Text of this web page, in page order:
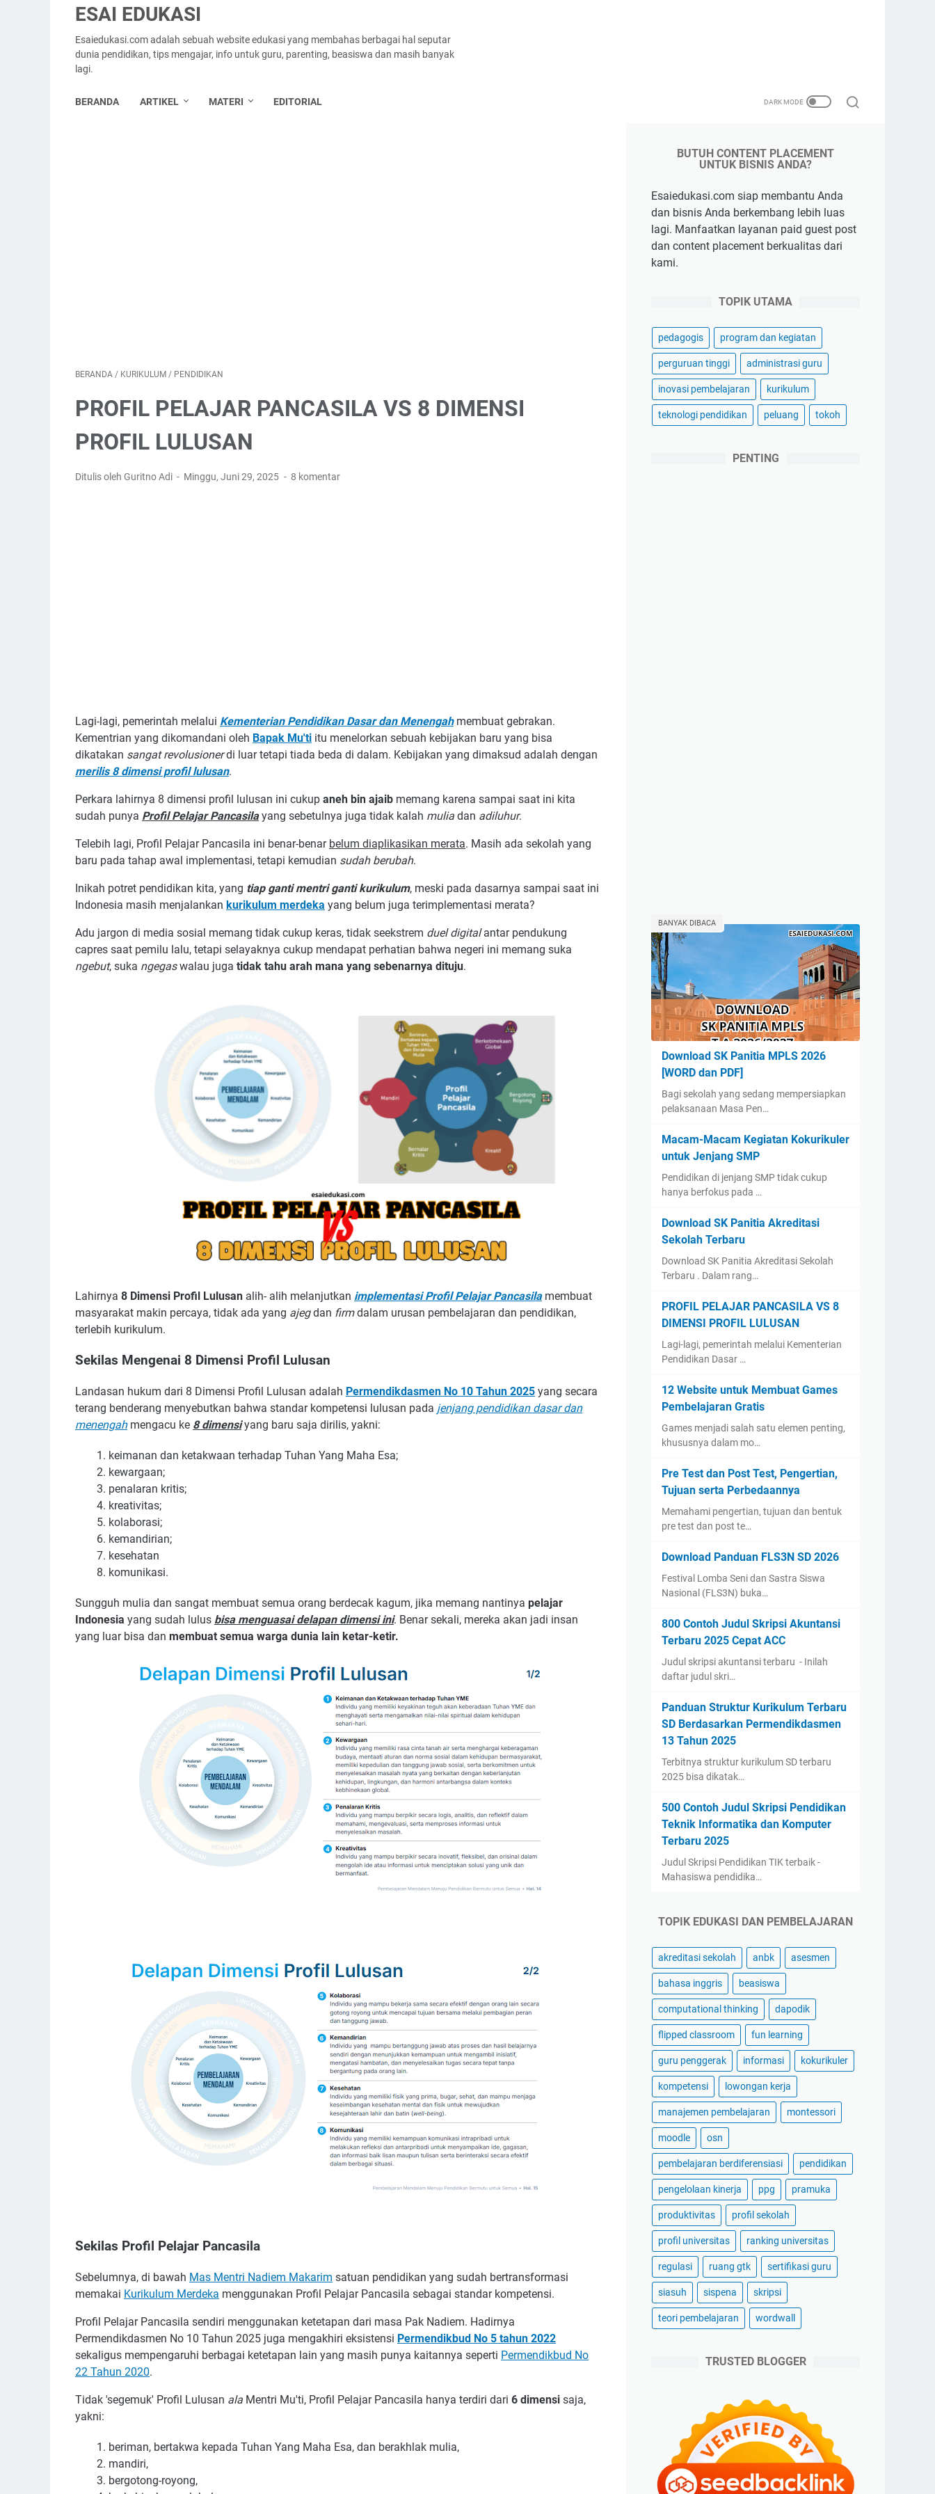
ESAI EDUKASI
Esaiedukasi.com adalah sebuah website edukasi yang membahas berbagai hal seputar
dunia pendidikan, tips mengajar, info untuk guru, parenting, beasiswa dan masih banyak
lagi.
BERANDA ARTIKEL MATERI EDITORIAL
BERANDA / KURIKULUM / PENDIDIKAN
PROFIL PELAJAR PANCASILA VS 8 DIMENSI
PROFIL LULUSAN
Ditulis oleh Guritno Adi Minggu, Juni 29, 2025 8 komentar
Lagi-lagi, pemerintah melalui Kementerian Pendidikan Dasar dan Menengahmembuat gebrakan.
Kementrian yang dikomandani oleh Bapak Mu'ti itu menelorkan sebuah kebijakan baru yang bisa
dikatakan sangat revolusionerdi luar tetapi tiada beda di dalam. Kebijakan yang dimaksud adalah dengan
merilis 8 dimensi profil lulusan.
Perkara lahirnya 8 dimensi profil lulusan ini cukup aneh bin ajaib memang karena sampai saat ini kita
sudah punya Profil Pelajar Pancasilayang sebetulnya juga tidak kalah mulia dan adiluhur.
Telebih lagi, Profil Pelajar Pancasila ini benar-benar belum diaplikasikan merata. Masih ada sekolah yang
baru pada tahap awal implementasi, tetapi kemudian sudah berubah.
Inikah potret pendidikan kita, yang tiap ganti mentri ganti kurikulum, meski pada dasarnya sampai saat ini
Indonesia masih menjalankan kurikulum merdeka yang belum juga terimplementasi merata?
Adu jargon di media sosial memang tidak cukup keras, tidak seekstrem duel digitalantar pendukung
capres saat pemilu lalu, tetapi selayaknya cukup mendapat perhatian bahwa negeri ini memang suka
ngebut, suka ngegaswalau juga tidak tahu arah mana yang sebenarnya dituju.
Lahirnya 8 Dimensi Profil Lulusan alih- alih melanjutkan implementasi Profil Pelajar Pancasilamembuat
masyarakat makin percaya, tidak ada yang ajegdan firmdalam urusan pembelajaran dan pendidikan,
terlebih kurikulum.
Sekilas Mengenai 8 Dimensi Profil Lulusan
Landasan hukum dari 8 Dimensi Profil Lulusan adalah Permendikdasmen No 10 Tahun 2025 yang secara
terang benderang menyebutkan bahwa standar kompetensi lulusan pada jenjang pendidikan dasar dan
menengahmengacu ke 8 dimensiyang baru saja dirilis, yakni:
keimanan dan ketakwaan terhadap Tuhan Yang Maha Esa;
kewargaan;
penalaran kritis;
kreativitas;
kolaborasi;
kemandirian;
kesehatan
komunikasi.
Sungguh mulia dan sangat membuat semua orang berdecak kagum, jika memang nantinya pelajar
Indonesia yang sudah lulus bisa menguasai delapan dimensi ini. Benar sekali, mereka akan jadi insan
yang luar bisa dan membuat semua warga dunia lain ketar-ketir.
Sekilas Profil Pelajar Pancasila
Sebelumnya, di bawah Mas Mentri Nadiem Makarim satuan pendidikan yang sudah bertransformasi
memakai Kurikulum Merdeka menggunakan Profil Pelajar Pancasila sebagai standar kompetensi.
Profil Pelajar Pancasila sendiri menggunakan ketetapan dari masa Pak Nadiem. Hadirnya
Permendikdasmen No 10 Tahun 2025 juga mengakhiri eksistensi Permendikbud No 5 tahun 2022
sekaligus mempengaruhi berbagai ketetapan lain yang masih punya kaitannya seperti Permendikbud No
22 Tahun 2020.
Tidak 'segemuk' Profil Lulusan ala Mentri Mu'ti, Profil Pelajar Pancasila hanya terdiri dari 6 dimensi saja,
yakni:
beriman, bertakwa kepada Tuhan Yang Maha Esa, dan berakhlak mulia,
mandiri,
bergotong-royong,
BUTUH CONTENT PLACEMENT
UNTUK BISNIS ANDA?
Esaiedukasi.com siap membantu Anda
dan bisnis Anda berkembang lebih luas
lagi. Manfaatkan layanan paid guest post
dan content placement berkualitas dari
kami.
TOPIK UTAMA
pedagogis program dan kegiatan
perguruan tinggi administrasi guru
inovasi pembelajaran kurikulum
teknologi pendidikan peluang tokoh
PENTING
BANYAK DIBACA
Download SK Panitia MPLS 2026
[WORD dan PDF]
Bagi sekolah yang sedang mempersiapkan
pelaksanaan Masa Pen…
Macam-Macam Kegiatan Kokurikuler
untuk Jenjang SMP
Pendidikan di jenjang SMP tidak cukup
hanya berfokus pada …
Download SK Panitia Akreditasi
Sekolah Terbaru
Download SK Panitia Akreditasi Sekolah
Terbaru . Dalam rang…
PROFIL PELAJAR PANCASILA VS 8
DIMENSI PROFIL LULUSAN
Lagi-lagi, pemerintah melalui Kementerian
Pendidikan Dasar …
12 Website untuk Membuat Games
Pembelajaran Gratis
Games menjadi salah satu elemen penting,
khususnya dalam mo…
Pre Test dan Post Test, Pengertian,
Tujuan serta Perbedaannya
Memahami pengertian, tujuan dan bentuk
pre test dan post te…
Download Panduan FLS3N SD 2026
Festival Lomba Seni dan Sastra Siswa
Nasional (FLS3N) buka…
800 Contoh Judul Skripsi Akuntansi
Terbaru 2025 Cepat ACC
Judul skripsi akuntansi terbaru - Inilah
daftar judul skri…
Panduan Struktur Kurikulum Terbaru
SD Berdasarkan Permendikdasmen
13 Tahun 2025
Terbitnya struktur kurikulum SD terbaru
2025 bisa dikatak…
500 Contoh Judul Skripsi Pendidikan
Teknik Informatika dan Komputer
Terbaru 2025
Judul Skripsi Pendidikan TIK terbaik -
Mahasiswa pendidika…
TOPIK EDUKASI DAN PEMBELAJARAN
akreditasi sekolah anbk asesmen
bahasa inggris beasiswa
computational thinking dapodik
flipped classroom fun learning
guru penggerak informasi kokurikuler
kompetensi lowongan kerja
manajemen pembelajaran montessori
moodle osn
pembelajaran berdiferensiasi pendidikan
pengelolaan kinerja ppg pramuka
produktivitas profil sekolah
profil universitas ranking universitas
regulasi ruang gtk sertifikasi guru
siasuh sispena skripsi
teori pembelajaran wordwall
TRUSTED BLOGGER